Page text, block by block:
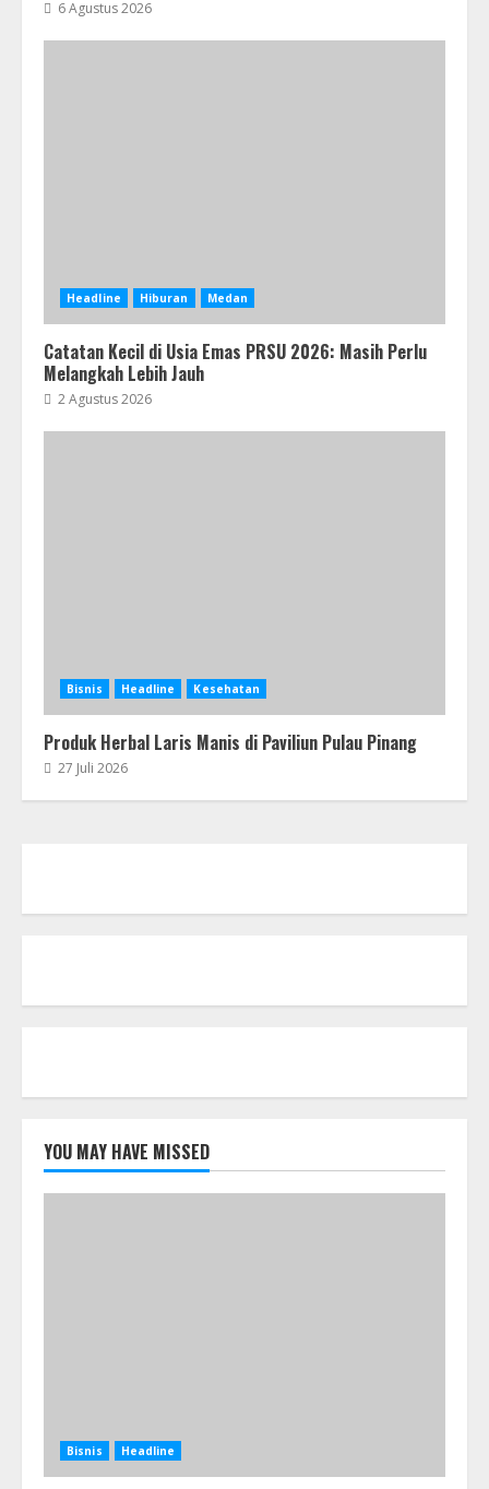
6 Agustus 2026
Headline Hiburan Medan
Catatan Kecil di Usia Emas PRSU 2026: Masih Perlu
Melangkah Lebih Jauh
2 Agustus 2026
Bisnis Headline Kesehatan
Produk Herbal Laris Manis di Paviliun Pulau Pinang
27 Juli 2026
YOU MAY HAVE MISSED
Bisnis Headline